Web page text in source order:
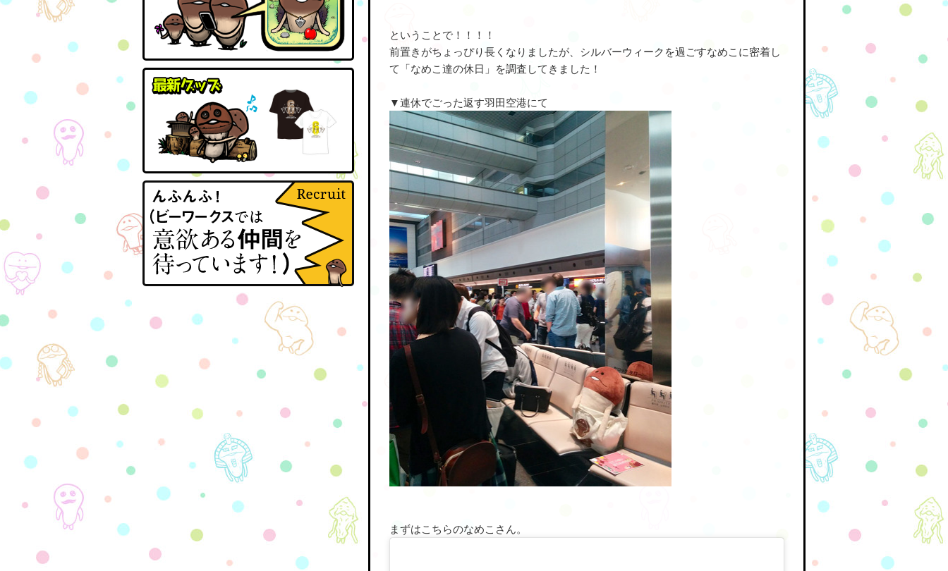
ということで！！！！
前置きがちょっぴり長くなりましたが、シルバーウィークを過ごすなめこに密着し
て「なめこ達の休日」を調査してきました！
▼連休でごった返す羽田空港にて
まずはこちらのなめこさん。